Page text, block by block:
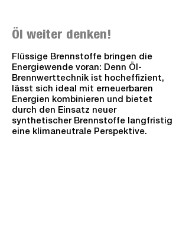
Öl weiter denken!
Flüssige Brennstoffe bringen die
Energiewende voran: Denn Öl-
Brennwerttechnik ist hocheffizient,
lässt sich ideal mit erneuerbaren
Energien kombinieren und bietet
durch den Einsatz neuer
synthetischer Brennstoffe langfristig
eine klimaneutrale Perspektive.